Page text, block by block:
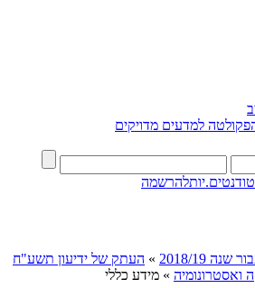
למדעים מדויקים
להרשמה
2018/19
» העתק של ידיעון תשע"ח
ואסטרונומיה » מידע כללי